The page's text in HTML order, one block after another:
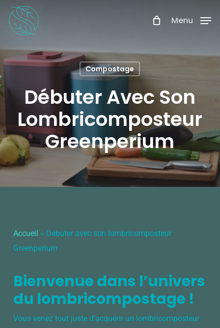
Skip
main
content
Menu
Compostage
Débuter Avec Son
Lombricomposteur
Greenperium
Accueil » Débuter avec son lombricomposteur
Greenperium
Bienvenue dans l’univers
du lombricompostage !
Vous venez tout juste d’acquérir un lombricomposteur